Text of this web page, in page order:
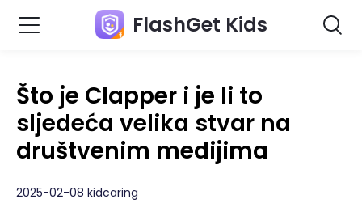
FlashGet Kids
Što je Clapper i je li to
sljedeća velika stvar na
društvenim medijima
2025-02-08 kidcaring